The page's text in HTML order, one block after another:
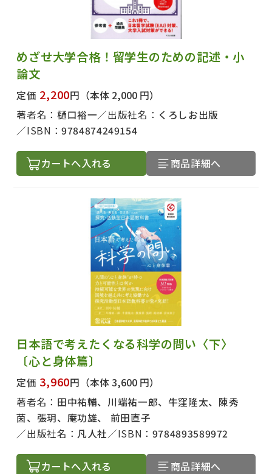
めざせ大学合格！留学生のための記述・小
論文
定価 2,200円 （本体 2,000 円）
著者名： 樋口裕一 出版社名： くろしお出版
ISBN：9784874249154
カートへ入れる 商品詳細へ
日本語で考えたくなる科学の問い〈下〉
〔心と身体篇〕
定価 3,960円 （本体 3,600 円）
著者名： 田中祐輔、川端祐一郎、牛窪隆太、陳秀
茵、張玥、庵功雄、 前田直子
出版社名： 凡人社 ISBN： 9784893589972
カートへ入れる 商品詳細へ